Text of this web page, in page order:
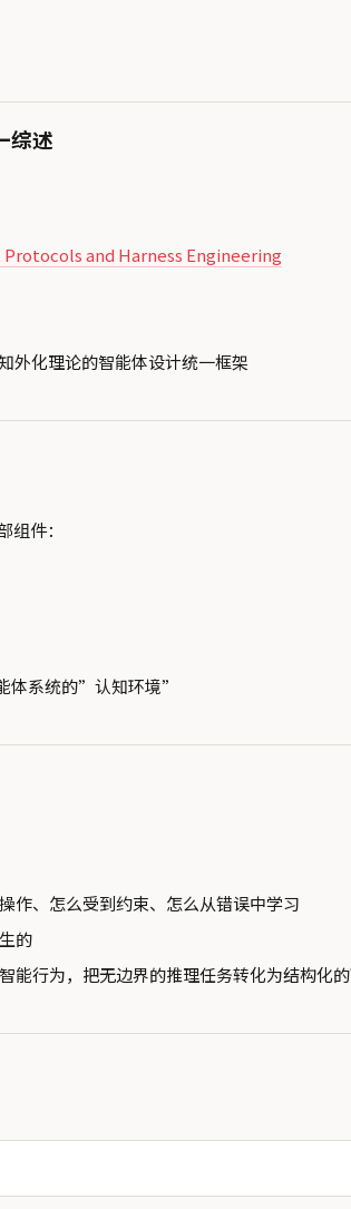
综述
and Harness Engineering
外化理论的智能体设计统一框架
件：
体系统的”认知环境”
作、怎么受到约束、怎么从错误中学习
的
能行为，把无边界的推理任务转化为结构化